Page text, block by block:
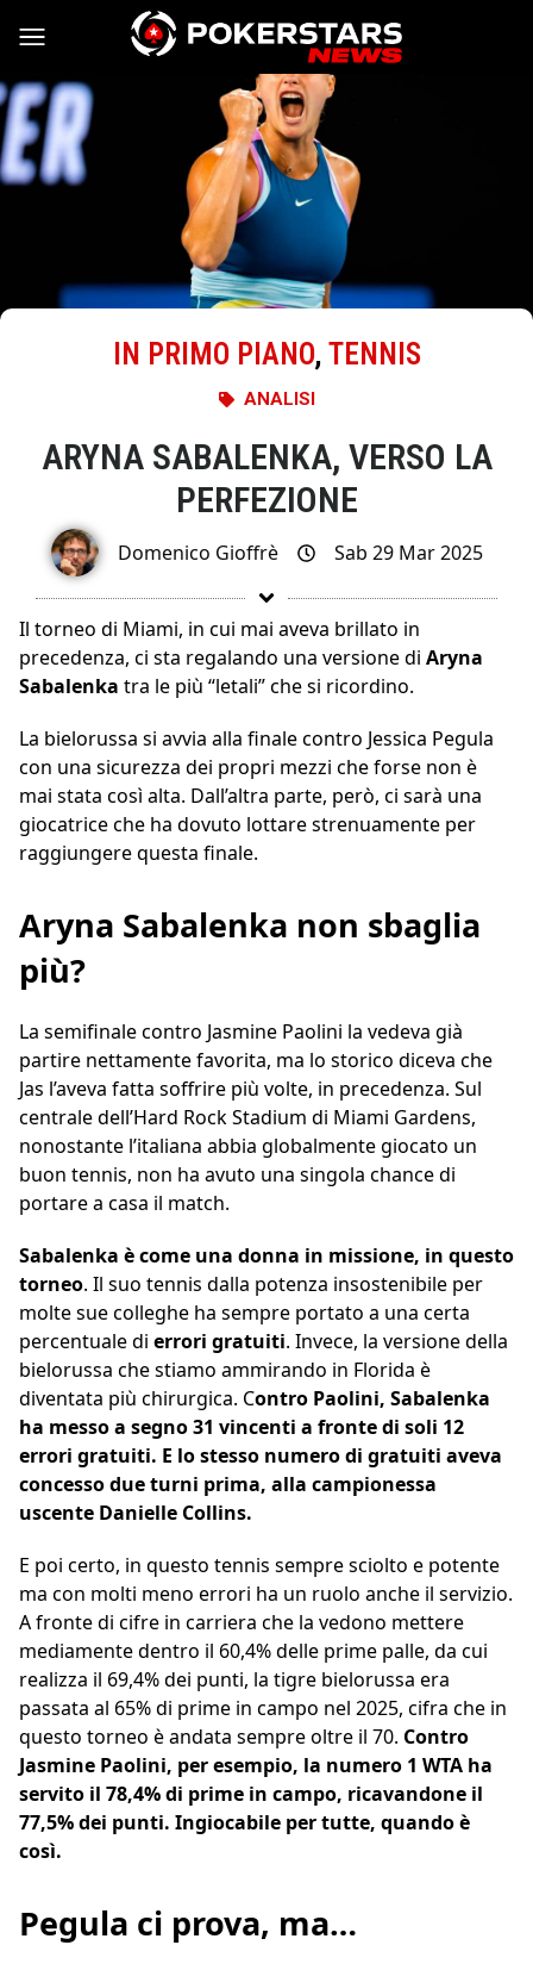
Vai al contenuto
IN PRIMO PIANO, TENNIS
ANALISI
ARYNA SABALENKA, VERSO LA
PERFEZIONE
Domenico Gioffrè Sab 29 Mar 2025
Il torneo di Miami, in cui mai aveva brillato in
precedenza, ci sta regalando una versione di Aryna
Sabalenka tra le più “letali” che si ricordino.
La bielorussa si avvia alla finale contro Jessica Pegula
con una sicurezza dei propri mezzi che forse non è
mai stata così alta. Dall’altra parte, però, ci sarà una
giocatrice che ha dovuto lottare strenuamente per
raggiungere questa finale.
Aryna Sabalenka non sbaglia
più?
La semifinale contro Jasmine Paolini la vedeva già
partire nettamente favorita, ma lo storico diceva che
Jas l’aveva fatta soffrire più volte, in precedenza. Sul
centrale dell’Hard Rock Stadium di Miami Gardens,
nonostante l’italiana abbia globalmente giocato un
buon tennis, non ha avuto una singola chance di
portare a casa il match.
Sabalenka è come una donna in missione, in questo
torneo. Il suo tennis dalla potenza insostenibile per
molte sue colleghe ha sempre portato a una certa
percentuale di errori gratuiti. Invece, la versione della
bielorussa che stiamo ammirando in Florida è
diventata più chirurgica. Contro Paolini, Sabalenka
ha messo a segno 31 vincenti a fronte di soli 12
errori gratuiti. E lo stesso numero di gratuiti aveva
concesso due turni prima, alla campionessa
uscente Danielle Collins.
E poi certo, in questo tennis sempre sciolto e potente
ma con molti meno errori ha un ruolo anche il servizio.
A fronte di cifre in carriera che la vedono mettere
mediamente dentro il 60,4% delle prime palle, da cui
realizza il 69,4% dei punti, la tigre bielorussa era
passata al 65% di prime in campo nel 2025, cifra che in
questo torneo è andata sempre oltre il 70. Contro
Jasmine Paolini, per esempio, la numero 1 WTA ha
servito il 78,4% di prime in campo, ricavandone il
77,5% dei punti. Ingiocabile per tutte, quando è
così.
Pegula ci prova, ma…